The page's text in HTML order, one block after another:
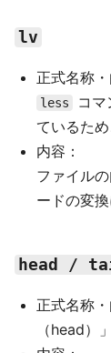
lv
正式名称・
less
コ
ているた
内容：
ファイル
ードの変
head /
正式名称
（head）